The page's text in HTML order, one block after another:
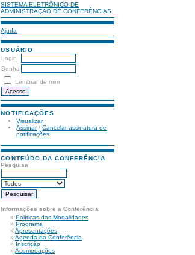
SISTEMA ELETRÔNICO DE
ADMINISTRAÇÃO DE CONFERÊNCIAS
Ajuda
USUÁRIO
Login
Senha
Lembrar de mim
NOTIFICAÇÕES
Visualizar
Assinar/Cancelar assinatura de
notificações
CONTEÚDO DA CONFERÊNCIA
Pesquisa
Informações sobre a Conferência
»Políticas das Modalidades
»Programa
»Apresentações
»Agenda da Conferência
» Inscrição
»Acomodações